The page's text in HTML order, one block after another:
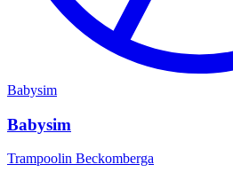
Babysim
Babysim
Trampoolin Beckomberga